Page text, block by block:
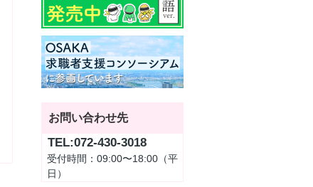
お問い合わせ先
TEL:072-430-3018
受付時間：09:00〜18:00（平
日）